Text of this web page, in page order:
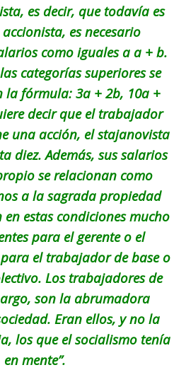
es decir, que todavía es
es necesario
como iguales a a + b.
categorías superiores se
la fórmula: 3a + 2b, 10a +
decir que el trabajador
una acción, el stajanovista
diez. Además, sus salarios
se relacionan como
a la sagrada propiedad
estas condiciones mucho
para el gerente o el
el trabajador de base o
Los trabajadores de
son la abrumadora
Eran ellos, y no la
los que el socialismo tenía
en mente”.